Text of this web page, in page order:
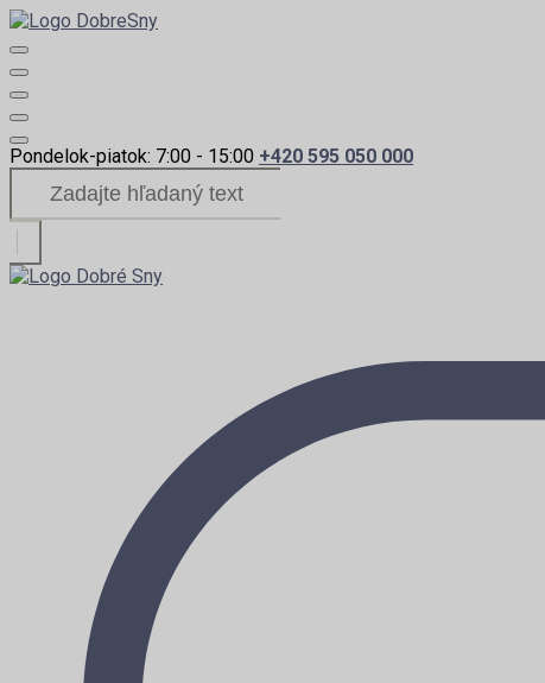
Pondelok-piatok: 7:00 - 15:00 +420 595 050 000